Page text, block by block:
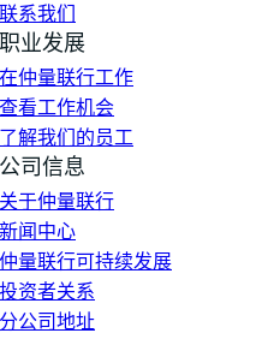
联系我们
职业发展
在仲量联行工作
查看工作机会
了解我们的员工
公司信息
关于仲量联行
新闻中心
仲量联行可持续发展
投资者关系
分公司地址